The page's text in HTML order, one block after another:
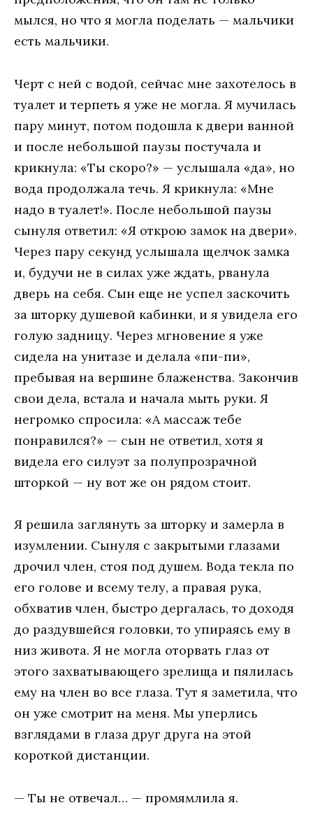
мылся, но что я могла поделать — мальчики
есть мальчики.
Черт с ней с водой, сейчас мне захотелось в
туалет и терпеть я уже не могла. Я мучилась
пару минут, потом подошла к двери ванной
и после небольшой паузы постучала и
крикнула: «Ты скоро?» — услышала «да», но
вода продолжала течь. Я крикнула: «Мне
надо в туалет!». После небольшой паузы
сынуля ответил: «Я открою замок на двери».
Через пару секунд услышала щелчок замка
и, будучи не в силах уже ждать, рванула
дверь на себя. Сын еще не успел заскочить
за шторку душевой кабинки, и я увидела его
голую задницу. Через мгновение я уже
сидела на унитазе и делала «пи-пи»,
пребывая на вершине блаженства. Закончив
свои дела, встала и начала мыть руки. Я
негромко спросила: «А массаж тебе
понравился?» — сын не ответил, хотя я
видела его силуэт за полупрозрачной
шторкой — ну вот же он рядом стоит.
Я решила заглянуть за шторку и замерла в
изумлении. Сынуля с закрытыми глазами
дрочил член, стоя под душем. Вода текла по
его голове и всему телу, а правая рука,
обхватив член, быстро дергалась, то доходя
до раздувшейся головки, то упираясь ему в
низ живота. Я не могла оторвать глаз от
этого захватывающего зрелища и пялилась
ему на член во все глаза. Тут я заметила, что
он уже смотрит на меня. Мы уперлись
взглядами в глаза друг друга на этой
короткой дистанции.
— Ты не отвечал… — промямлила я.